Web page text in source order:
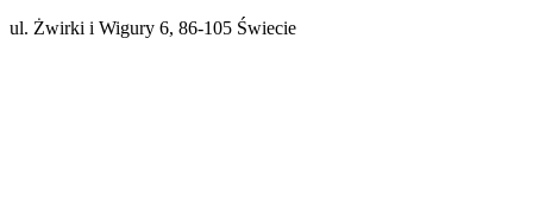
ul. Żwirki i Wigury 6, 86-105 Świecie